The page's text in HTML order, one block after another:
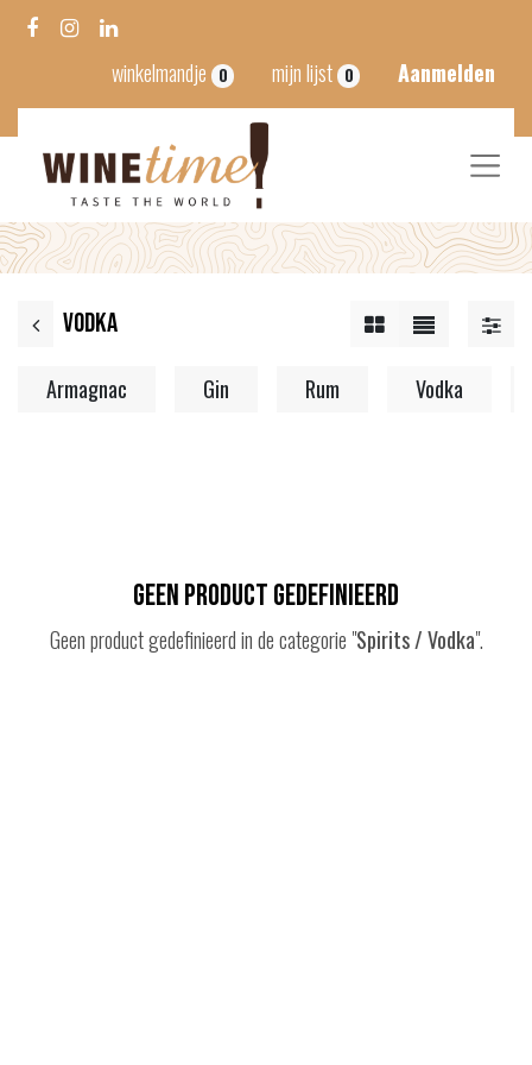
winkelmandje 0 mijn lijst 0 Aanmelden
Vodka
Armagnac Gin Rum Vodka
Geen product gedefinieerd
Geen product gedefinieerd in de categorie "Spirits / Vodka".